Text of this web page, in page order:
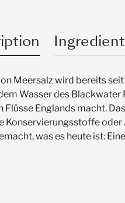
Meersalz wird bereits
Wasser des Blackwater
Flüsse Englands macht.
Konservierungsstoffe
was es heute ist: